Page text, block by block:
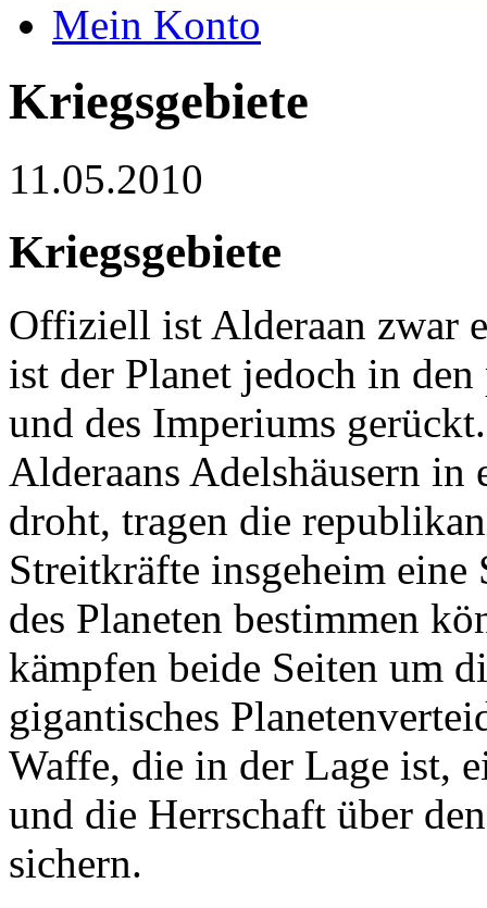
Mein Konto
Kriegsgebiete
11.05.2010
Kriegsgebiete
Offiziell ist Alderaan zwar
ist der Planet jedoch in
und des Imperiums
Alderaans Adelshäusern in
droht, tragen die
Streitkräfte insgeheim eine
des Planeten bestimmen
kämpfen beide Seiten um
gigantisches
Waffe, die in der Lage ist,
und die Herrschaft über
sichern.